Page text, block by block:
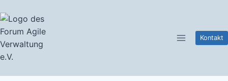
Inhalt
springen
Kontakt